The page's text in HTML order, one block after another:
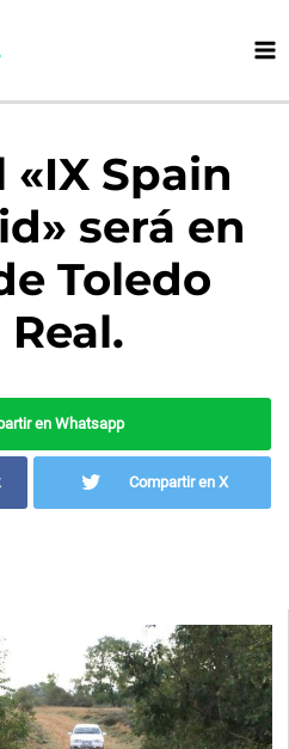
Spain
será en
Toledo
en Whatsapp
Compartir en X